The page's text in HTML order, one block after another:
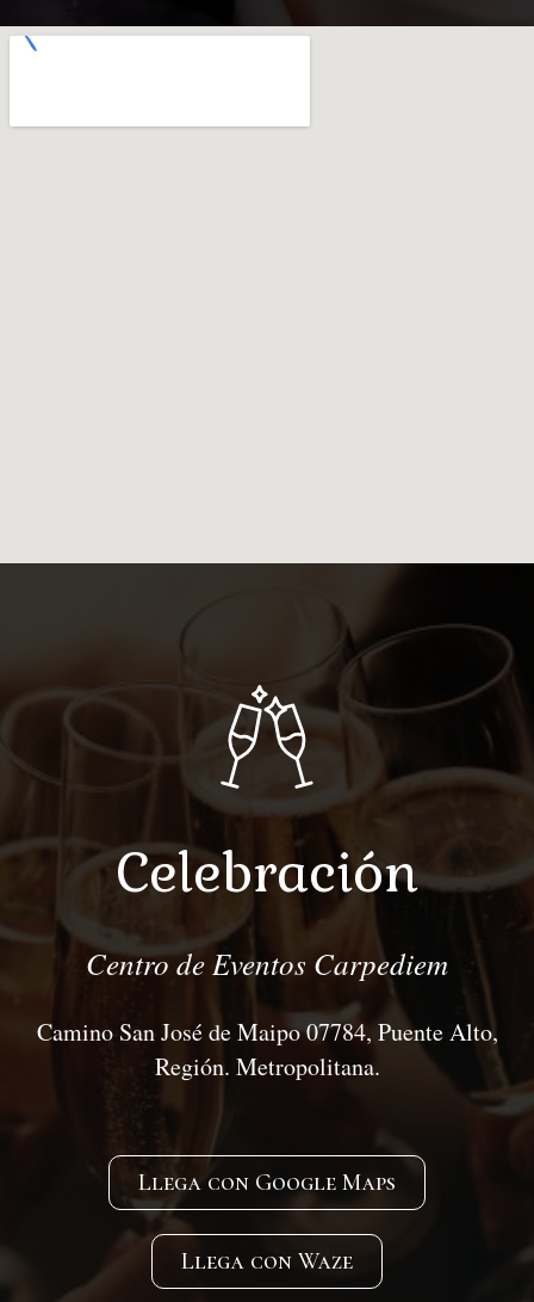
Celebración
Centro de Eventos Carpediem
Camino San José de Maipo 07784, Puente Alto,
Región. Metropolitana.
Llega con Google Maps
Llega con Waze